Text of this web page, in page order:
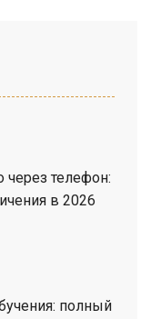
через телефон:
в 2026
полный